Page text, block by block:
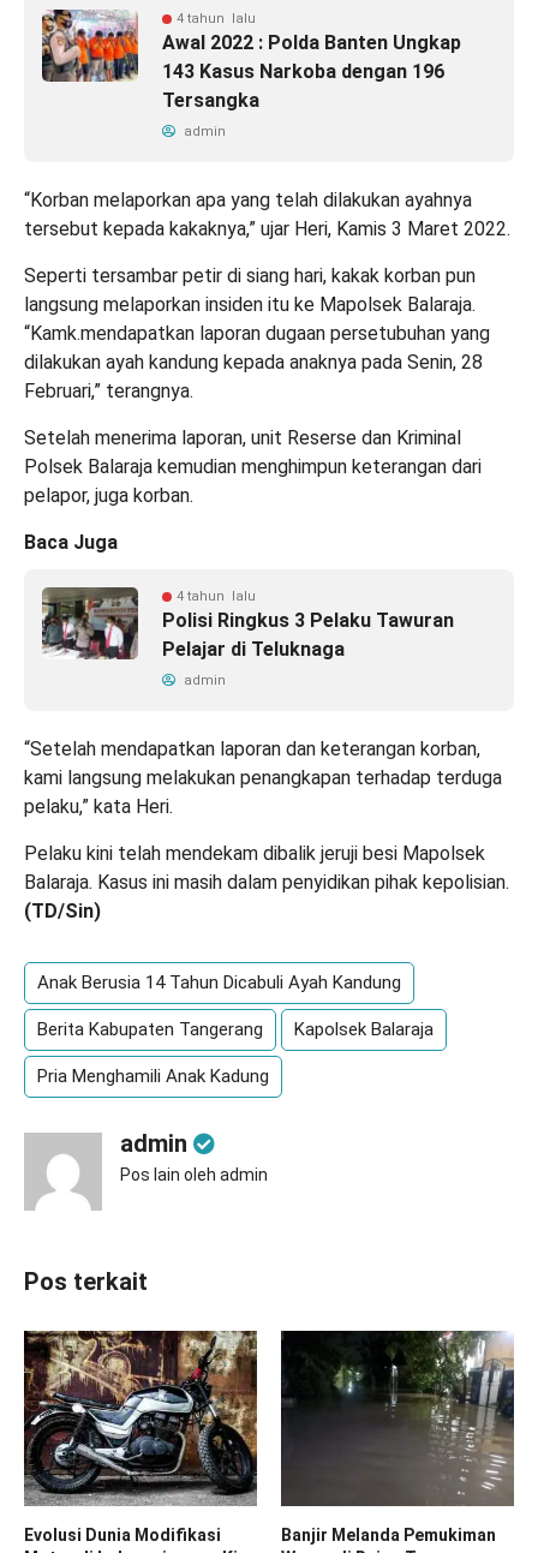
4 tahun lalu
Awal 2022 : Polda Banten Ungkap
143 Kasus Narkoba dengan 196
Tersangka
admin
“Korban melaporkan apa yang telah dilakukan ayahnya
tersebut kepada kakaknya,” ujar Heri, Kamis 3 Maret 2022.
Seperti tersambar petir di siang hari, kakak korban pun
langsung melaporkan insiden itu ke Mapolsek Balaraja.
“Kamk.mendapatkan laporan dugaan persetubuhan yang
dilakukan ayah kandung kepada anaknya pada Senin, 28
Februari,” terangnya.
Setelah menerima laporan, unit Reserse dan Kriminal
Polsek Balaraja kemudian menghimpun keterangan dari
pelapor, juga korban.
Baca Juga
4 tahun lalu
Polisi Ringkus 3 Pelaku Tawuran
Pelajar di Teluknaga
admin
“Setelah mendapatkan laporan dan keterangan korban,
kami langsung melakukan penangkapan terhadap terduga
pelaku,” kata Heri.
Pelaku kini telah mendekam dibalik jeruji besi Mapolsek
Balaraja. Kasus ini masih dalam penyidikan pihak kepolisian.
(TD/Sin)
Anak Berusia 14 Tahun Dicabuli Ayah Kandung
Berita Kabupaten Tangerang Kapolsek Balaraja
Pria Menghamili Anak Kadung
admin
Pos lain oleh admin
Pos terkait
Evolusi Dunia Modifikasi
Banjir Melanda Pemukiman